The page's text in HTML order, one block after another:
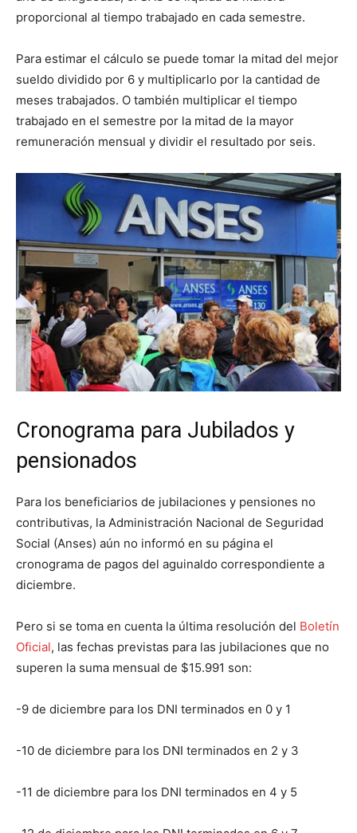
proporcional al tiempo trabajado en cada semestre.
Para estimar el cálculo se puede tomar la mitad del mejor
sueldo dividido por 6 y multiplicarlo por la cantidad de
meses trabajados. O también multiplicar el tiempo
trabajado en el semestre por la mitad de la mayor
remuneración mensual y dividir el resultado por seis.
Cronograma para Jubilados y
pensionados
Para los beneficiarios de jubilaciones y pensiones no
contributivas, la Administración Nacional de Seguridad
Social (Anses) aún no informó en su página el
cronograma de pagos del aguinaldo correspondiente a
diciembre.
Pero si se toma en cuenta la última resolución del Boletín
Oficial, las fechas previstas para las jubilaciones que no
superen la suma mensual de $15.991 son:
-9 de diciembre para los DNI terminados en 0 y 1
-10 de diciembre para los DNI terminados en 2 y 3
-11 de diciembre para los DNI terminados en 4 y 5